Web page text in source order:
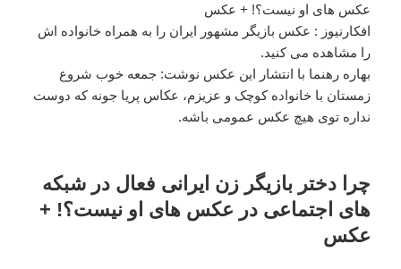
عکس های او نیست؟! + عکس
افکارنیوز : عکس بازیگر مشهور ایران را به همراه خانواده اش
را مشاهده می کنید.
بهاره رهنما با انتشار این عکس نوشت: جمعه خوب شروع
زمستان با خانواده کوچک و عزیزم، عکاس پریا جونه که دوست
نداره توی هیچ عکس عمومی باشه.
چرا دختر بازیگر زن ایرانی فعال در شبکه
های اجتماعی در عکس های او نیست؟! +
عکس